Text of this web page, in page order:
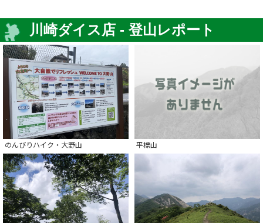
川崎ダイス店 - 登山レポート
のんびりハイク・大野山 平標山